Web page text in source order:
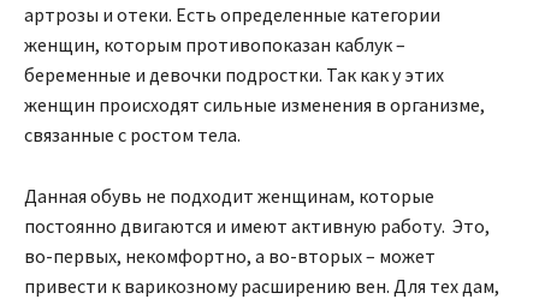
артрозы и отеки. Есть определенные категории
женщин, которым противопоказан каблук –
беременные и девочки подростки. Так как у этих
женщин происходят сильные изменения в организме,
связанные с ростом тела.
Данная обувь не подходит женщинам, которые
постоянно двигаются и имеют активную работу. Это,
во-первых, некомфортно, а во-вторых – может
привести к варикозному расширению вен. Для тех дам,